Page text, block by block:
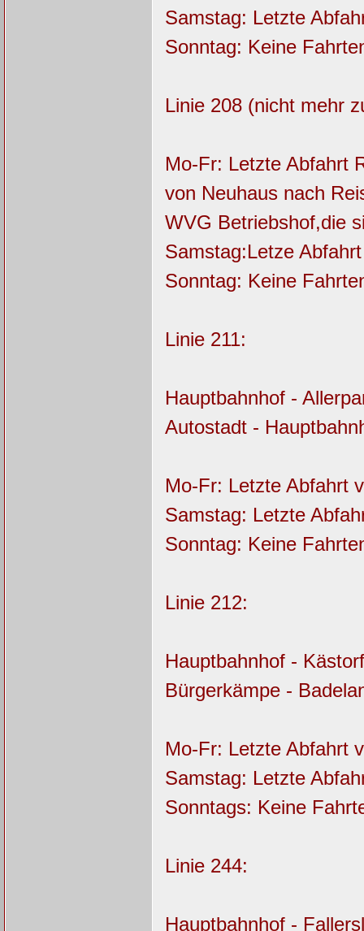
Samstag: Letzte
Sonntag: Keine
Linie 208 (nicht mehr
Mo-Fr: Letzte Abfahrt
von Neuhaus nach
WVG Betriebshof,die
Samstag:Letze
Sonntag: Keine
Linie 211:
Hauptbahnhof -
Autostadt -
Mo-Fr: Letzte Abfahrt
Samstag: Letzte
Sonntag: Keine
Linie 212:
Hauptbahnhof -
Bürgerkämpe -
Mo-Fr: Letzte Abfahrt
Samstag: Letzte
Sonntags: Keine
Linie 244:
Hauptbahnhof -